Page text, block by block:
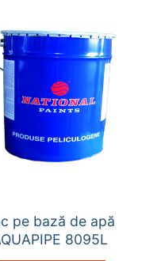
pe bază de apă
8095L